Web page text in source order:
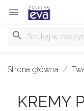

search
Strona główna
KREMY